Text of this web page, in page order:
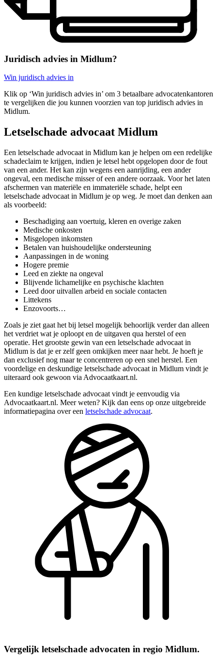
Juridisch advies in Midlum?
Win juridisch advies in
Klik op ‘Win juridisch advies in’ om 3 betaalbare advocatenkantoren
te vergelijken die jou kunnen voorzien van top juridisch advies in
Midlum.
Letselschade advocaat Midlum
Een letselschade advocaat in Midlum kan je helpen om een redelijke
schadeclaim te krijgen, indien je letsel hebt opgelopen door de fout
van een ander. Het kan zijn wegens een aanrijding, een ander
ongeval, een medische misser of een andere oorzaak. Voor het laten
afschermen van materiële en immateriële schade, helpt een
letselschade advocaat in Midlum je op weg. Je moet dan denken aan
als voorbeeld:
Beschadiging aan voertuig, kleren en overige zaken
Medische onkosten
Misgelopen inkomsten
Betalen van huishoudelijke ondersteuning
Aanpassingen in de woning
Hogere premie
Leed en ziekte na ongeval
Blijvende lichamelijke en psychische klachten
Leed door uitvallen arbeid en sociale contacten
Littekens
Enzovoorts…
Zoals je ziet gaat het bij letsel mogelijk behoorlijk verder dan alleen
het verdriet wat je oploopt en de uitgaven qua herstel of een
operatie. Het grootste gewin van een letselschade advocaat in
Midlum is dat je er zelf geen omkijken meer naar hebt. Je hoeft je
dan exclusief nog maar te concentreren op een snel herstel. Een
voordelige en deskundige letselschade advocaat in Midlum vindt je
uiteraard ook gewoon via Advocaatkaart.nl.
Een kundige letselschade advocaat vindt je eenvoudig via
Advocaatkaart.nl. Meer weten? Kijk dan eens op onze uitgebreide
informatiepagina over een letselschade advocaat.
Vergelijk letselschade advocaten in regio Midlum.